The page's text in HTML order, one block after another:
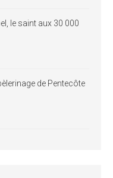
le saint aux 30 000
de Pentecôte